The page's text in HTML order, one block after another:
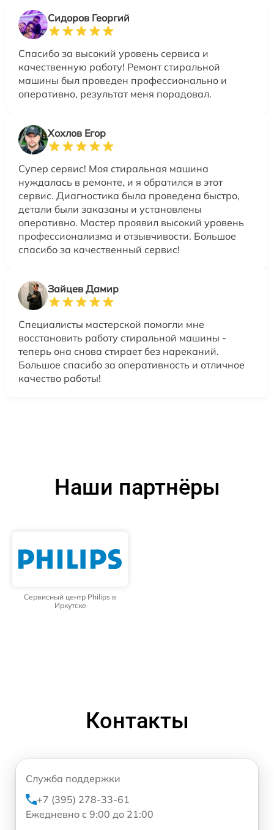
Сидоров Георгий
Спасибо за высокий уровень сервиса и
качественную работу! Ремонт стиральной
машины был проведен профессионально и
оперативно, результат меня порадовал.
Хохлов Егор
Супер сервис! Моя стиральная машина
нуждалась в ремонте, и я обратился в этот
сервис. Диагностика была проведена быстро,
детали были заказаны и установлены
оперативно. Мастер проявил высокий уровень
профессионализма и отзывчивости. Большое
спасибо за качественный сервис!
Зайцев Дамир
Специалисты мастерской помогли мне
восстановить работу стиральной машины -
теперь она снова стирает без нареканий.
Большое спасибо за оперативность и отличное
качество работы!
Наши партнёры
Сервисный центр Philips в
Иркутске
Контакты
Служба поддержки
+7 (395) 278-33-61
Ежедневно с 9:00 до 21:00